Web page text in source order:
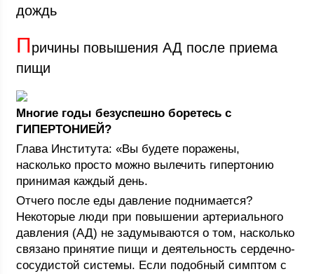
дождь
Причины повышения АД после приема
пищи
Многие годы безуспешно боретесь с
ГИПЕРТОНИЕЙ?
Глава Института: «Вы будете поражены,
насколько просто можно вылечить гипертонию
принимая каждый день.
Отчего после еды давление поднимается?
Некоторые люди при повышении артериального
давления (АД) не задумываются о том, насколько
связано принятие пищи и деятельность сердечно-
сосудистой системы. Если подобный симптом с